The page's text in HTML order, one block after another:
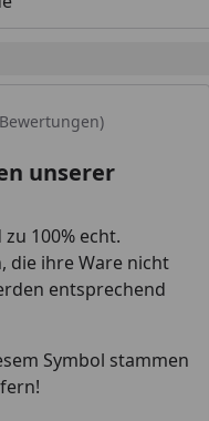
unserer
100% echt.
die ihre Ware nicht
entsprechend
Symbol stammen